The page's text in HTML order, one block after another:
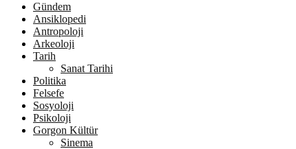
Gündem
Ansiklopedi
Antropoloji
Arkeoloji
Tarih
Sanat Tarihi
Politika
Felsefe
Sosyoloji
Psikoloji
Gorgon Kültür
Sinema